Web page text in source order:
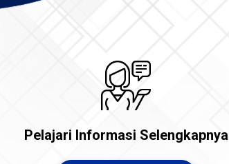
Pelajari Informasi Selengkapnya